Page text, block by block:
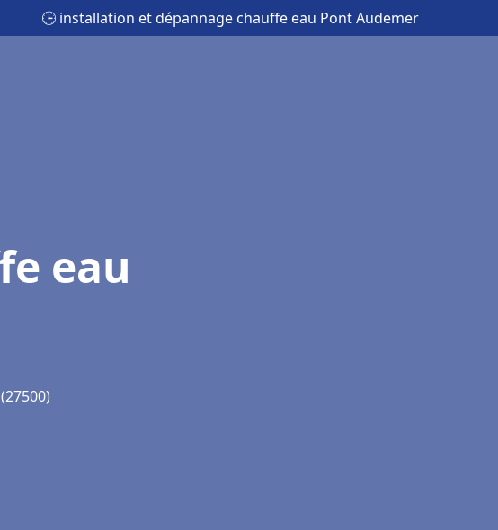
🕒 installation et dépannage chauffe eau Pont Audemer
eau